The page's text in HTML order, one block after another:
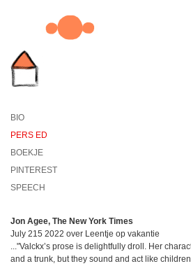
BIO
PERS ED
BOEKJE
PINTEREST
SPEECH
Jon Agee, The New York Times
July 215 2022 over Leentje op vakantie
..."Valckx’s prose is delightfully droll. Her
and a trunk, but they sound and act like